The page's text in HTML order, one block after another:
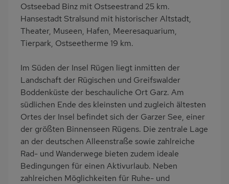
Mikrowelle
Ruhige Lage
Fahrradabstellraum
Nichtraucher
Internet
Terrassenmöbel
Handtücher inklusive
Ostseebad Binz mit Ostseestrand 25 km.
Hansestadt Stralsund mit historischer Altstadt,
Theater, Museen, Hafen, Meeresaquarium,
Tierpark, Ostseetherme 19 km.
Im Süden der Insel Rügen liegt inmitten der
Landschaft der Rügischen und Greifswalder
Boddenküste der beschauliche Ort Garz. Am
südlichen Ende des kleinsten und zugleich ältesten
Ortes der Insel befindet sich der Garzer See, einer
der größten Binnenseen Rügens. Die zentrale Lage
an der deutschen Alleenstraße sowie zahlreiche
Rad- und Wanderwege bieten zudem ideale
Bedingungen für einen Aktivurlaub. Neben
zahlreichen Möglichkeiten für Ruhe- und